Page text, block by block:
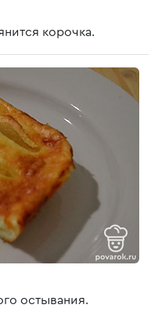
корочка.
остывания.